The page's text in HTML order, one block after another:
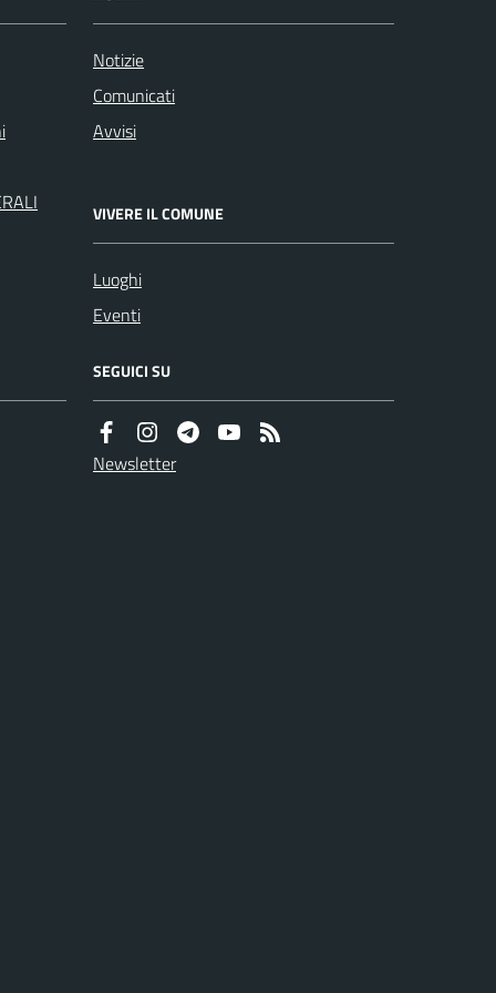
Notizie
Comunicati
Avvisi
VIVERE IL COMUNE
Luoghi
Eventi
SEGUICI SU
Newsletter